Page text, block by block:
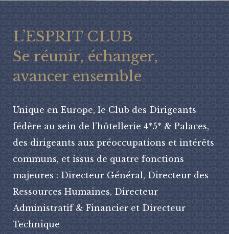
L’ESPRIT CLUB
Se réunir, échanger,
avancer ensemble
Unique en Europe, le Club des Dirigeants
fédère au sein de l’hôtellerie 4*5* & Palaces,
des dirigeants aux préoccupations et intérêts
communs, et issus de quatre fonctions
majeures : Directeur Général, Directeur des
Ressources Humaines, Directeur
Administratif & Financier et Directeur
Technique